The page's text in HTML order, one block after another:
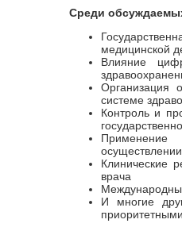
Среди
медицинской
Влияние
Организация
системе
Контроль и
Применение
Клинические
врача
И многие